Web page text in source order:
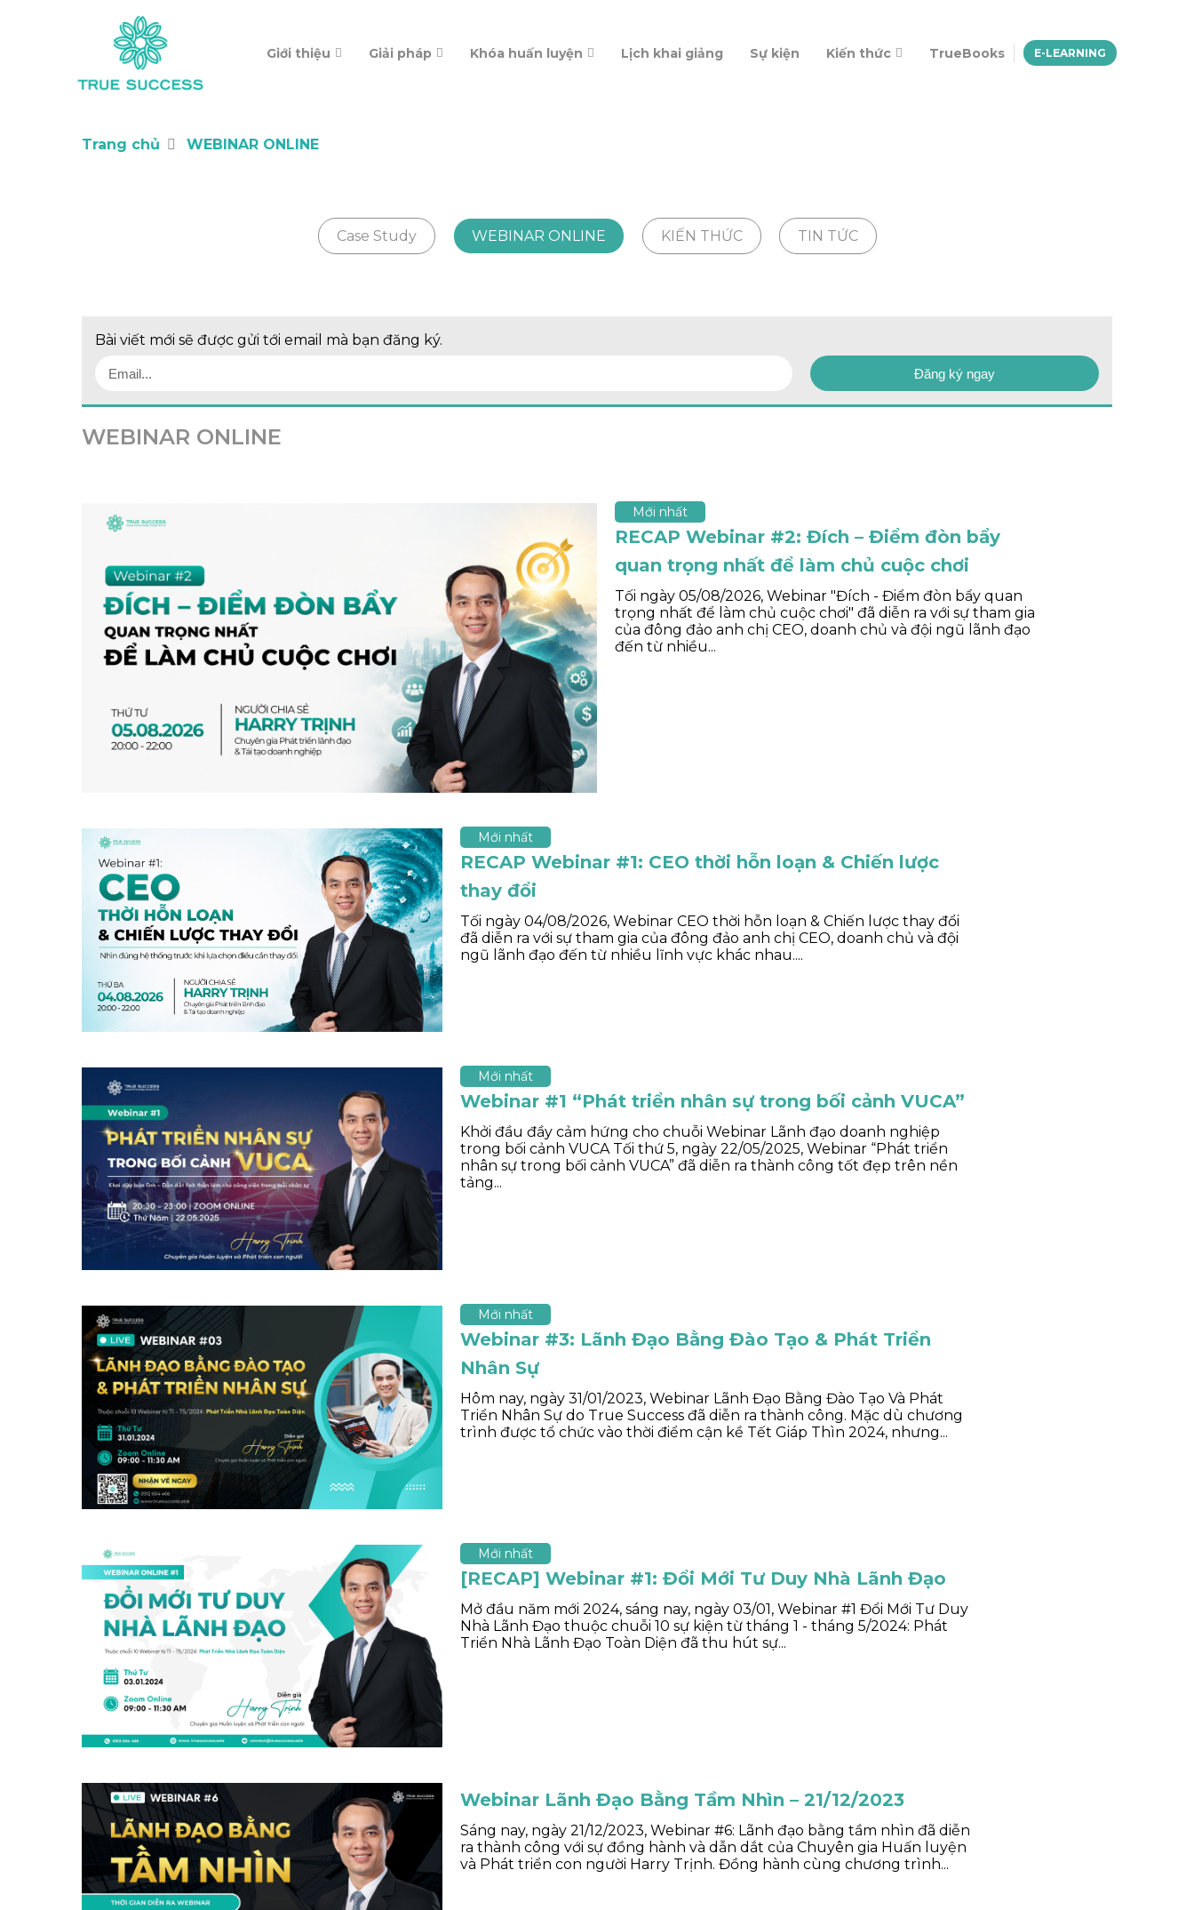
Giới thiệu Giải pháp Khóa huấn luyện Lịch khai giảng Sự kiện Kiến thức TrueBooks E-LEARNING
Trang chủ WEBINAR ONLINE
Case Study WEBINAR ONLINE KIẾN THỨC TIN TỨC
Bài viết mới sẽ được gửi tới email mà bạn đăng ký.
Đăng ký ngay
WEBINAR ONLINE
Mới nhất
RECAP Webinar #2: Đích – Điểm đòn bẩy
quan trọng nhất để làm chủ cuộc chơi
Tối ngày 05/08/2026, Webinar "Đích - Điểm đòn bẩy quan
trọng nhất để làm chủ cuộc chơi" đã diễn ra với sự tham gia
của đông đảo anh chị CEO, doanh chủ và đội ngũ lãnh đạo
đến từ nhiều...
Mới nhất
RECAP Webinar #1: CEO thời hỗn loạn & Chiến lược
thay đổi
Tối ngày 04/08/2026, Webinar CEO thời hỗn loạn & Chiến lược thay đổi
đã diễn ra với sự tham gia của đông đảo anh chị CEO, doanh chủ và đội
ngũ lãnh đạo đến từ nhiều lĩnh vực khác nhau....
Mới nhất
Webinar #1 “Phát triển nhân sự trong bối cảnh VUCA”
Khởi đầu đầy cảm hứng cho chuỗi Webinar Lãnh đạo doanh nghiệp
trong bối cảnh VUCA Tối thứ 5, ngày 22/05/2025, Webinar “Phát triển
nhân sự trong bối cảnh VUCA” đã diễn ra thành công tốt đẹp trên nền
tảng...
Mới nhất
Webinar #3: Lãnh Đạo Bằng Đào Tạo & Phát Triển
Nhân Sự
Hôm nay, ngày 31/01/2023, Webinar Lãnh Đạo Bằng Đào Tạo Và Phát
Triển Nhân Sự do True Success đã diễn ra thành công. Mặc dù chương
trình được tổ chức vào thời điểm cận kề Tết Giáp Thìn 2024, nhưng...
Mới nhất
[RECAP] Webinar #1: Đổi Mới Tư Duy Nhà Lãnh Đạo
Mở đầu năm mới 2024, sáng nay, ngày 03/01, Webinar #1 Đổi Mới Tư Duy
Nhà Lãnh Đạo thuộc chuỗi 10 sự kiện từ tháng 1 - tháng 5/2024: Phát
Triển Nhà Lãnh Đạo Toàn Diện đã thu hút sự...
Webinar Lãnh Đạo Bằng Tầm Nhìn – 21/12/2023
Sáng nay, ngày 21/12/2023, Webinar #6: Lãnh đạo bằng tầm nhìn đã diễn
ra thành công với sự đồng hành và dẫn dắt của Chuyên gia Huấn luyện
và Phát triển con người Harry Trịnh. Đồng hành cùng chương trình...